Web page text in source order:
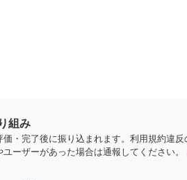
組み
・完了後に振り込まれます。利用規約違反
ーザーがあった場合は通報してください。